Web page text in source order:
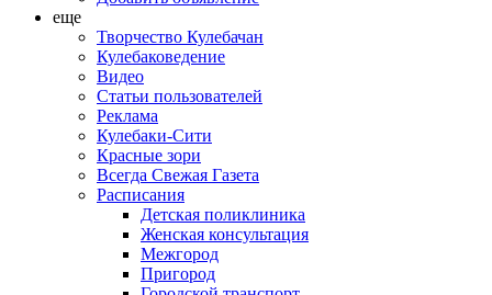
еще
Творчество Кулебачан
Кулебаковедение
Видео
Статьи пользователей
Реклама
Кулебаки-Сити
Красные зори
Всегда Свежая Газета
Расписания
Детская поликлиника
Женская консультация
Межгород
Пригород